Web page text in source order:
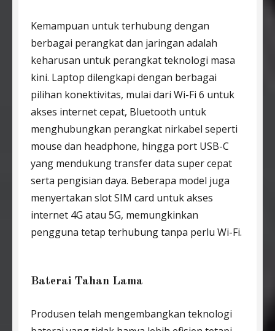
Kemampuan untuk terhubung dengan
berbagai perangkat dan jaringan adalah
keharusan untuk perangkat teknologi masa
kini. Laptop dilengkapi dengan berbagai
pilihan konektivitas, mulai dari Wi-Fi 6 untuk
akses internet cepat, Bluetooth untuk
menghubungkan perangkat nirkabel seperti
mouse dan headphone, hingga port USB-C
yang mendukung transfer data super cepat
serta pengisian daya. Beberapa model juga
menyertakan slot SIM card untuk akses
internet 4G atau 5G, memungkinkan
pengguna tetap terhubung tanpa perlu Wi-Fi.
Baterai Tahan Lama
Produsen telah mengembangkan teknologi